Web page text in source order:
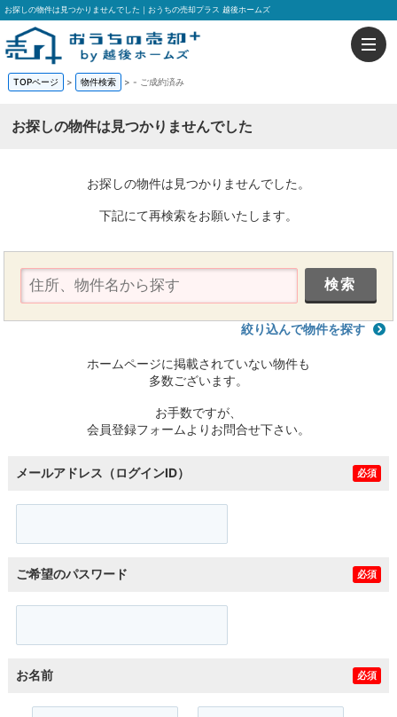
お探しの物件は見つかりませんでした｜おうちの売却プラス 越後ホームズ
TOPページ > 物件検索 > - ご成約済み
お探しの物件は見つかりませんでした
お探しの物件は見つかりませんでした。
下記にて再検索をお願いたします。
絞り込んで物件を探す
ホームページに掲載されていない物件も
多数ございます。
お手数ですが、
会員登録フォームよりお問合せ下さい。
メールアドレス（ログインID） 必須
ご希望のパスワード 必須
お名前 必須